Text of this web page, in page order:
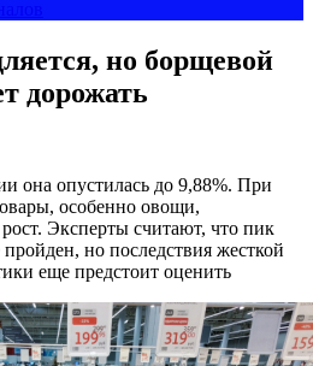
но борщевой
дорожать
она опустилась до 9,88%. При
особенно овощи,
Эксперты считают, что пик
но последствия жесткой
еще предстоит оценить